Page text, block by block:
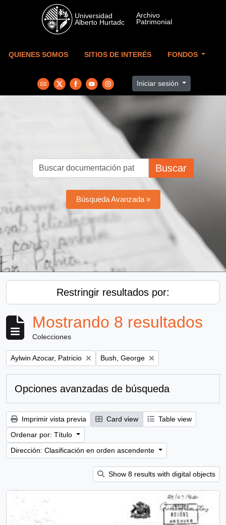
Skip to main content
QUIENES SOMOS SITIOS DE INTERÉS FONDOS
Iniciar sesión
Buscar
Búsqueda Avanzada »
Restringir resultados por:
Mostrando 8 resultados
Colecciones
Remove filter:
Aylwin Azocar, Patricio Remove filter:
Bush, George
Opciones avanzadas de búsqueda
Imprimir vista previa Card view
Table view
Ordenar por: Título
Dirección: Clasificación en orden ascendente
Show 8 results with digital objects